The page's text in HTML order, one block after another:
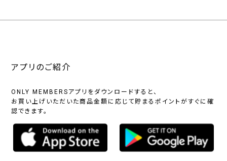
アプリのご紹介
ONLY MEMBERSアプリをダウンロードすると、
お買い上げいただいた商品金額に応じて貯まるポイントがすぐに確
認できます。